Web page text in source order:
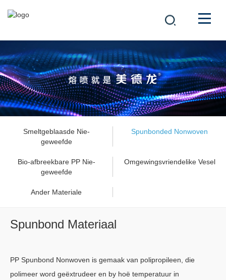
MAATSKAPPY
PRODUKTE
OPLOSSINGS 中文
Smeltgeblaasde Nie-
geweefde
Spunbonded Nonwoven
Bio-afbreekbare PP Nie-
geweefde
Omgewingsvriendelike Vesel
Ander Materiale
Spunbond Materiaal
PP Spunbond Nonwoven is gemaak van polipropileen, die
polimeer word geëxtrudeer en by hoë temperatuur in